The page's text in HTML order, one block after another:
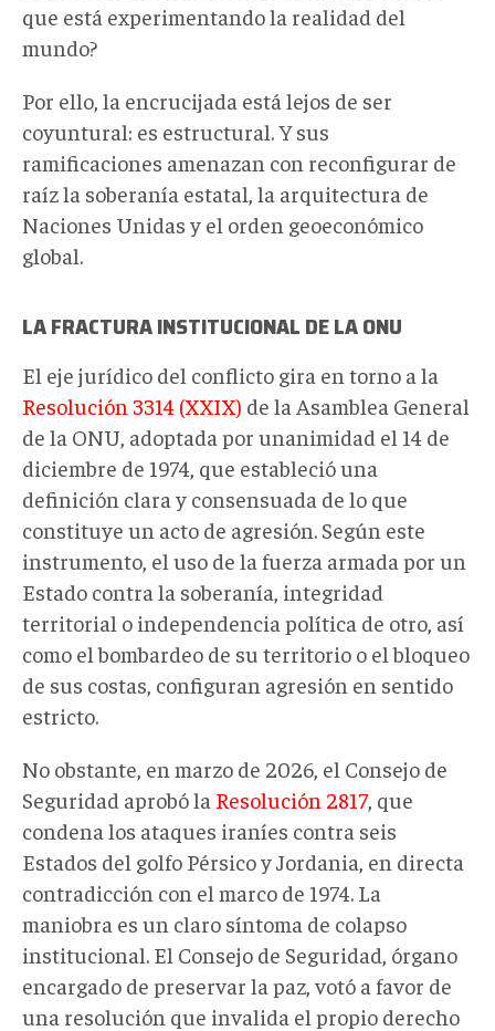
que está experimentando la realidad del
mundo?
Por ello, la encrucijada está lejos de ser
coyuntural: es estructural. Y sus
ramificaciones amenazan con reconfigurar de
raíz la soberanía estatal, la arquitectura de
Naciones Unidas y el orden geoeconómico
global.
LA FRACTURA INSTITUCIONAL DE LA ONU
El eje jurídico del conflicto gira en torno a la
Resolución 3314 (XXIX) de la Asamblea General
de la ONU, adoptada por unanimidad el 14 de
diciembre de 1974, que estableció una
definición clara y consensuada de lo que
constituye un acto de agresión. Según este
instrumento, el uso de la fuerza armada por un
Estado contra la soberanía, integridad
territorial o independencia política de otro, así
como el bombardeo de su territorio o el bloqueo
de sus costas, configuran agresión en sentido
estricto.
No obstante, en marzo de 2026, el Consejo de
Seguridad aprobó la Resolución 2817 , que
condena los ataques iraníes contra seis
Estados del golfo Pérsico y Jordania, en directa
contradicción con el marco de 1974. La
maniobra es un claro síntoma de colapso
institucional. El Consejo de Seguridad, órgano
encargado de preservar la paz, votó a favor de
una resolución que invalida el propio derecho